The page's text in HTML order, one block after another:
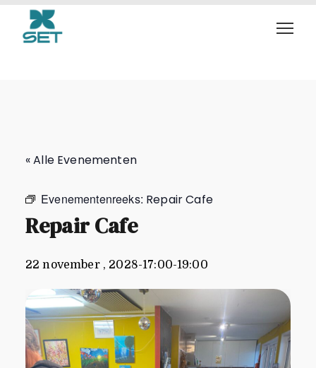
Repair Cafe
« Alle Evenementen
Evenementenreeks: Repair Cafe
Repair Cafe
22 november , 2028-17:00-19:00